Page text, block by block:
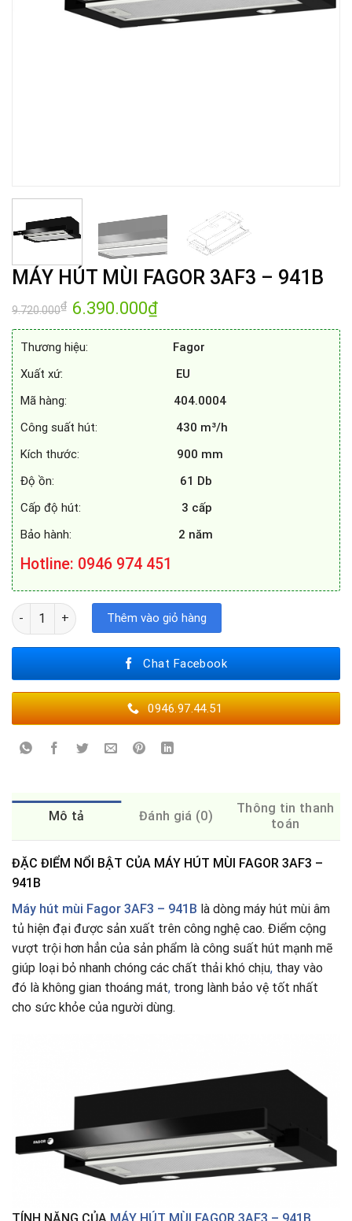
MÁY HÚT MÙI FAGOR 3AF3 – 941B
9.720.000₫ Giá
gốc
là:
6.390.000₫Giá
tại
6.390.000₫.
Thương hiệu:
Fagor
Xuất xứ:
EU
Mã hàng: 404.0004
Công suất hút:
430 m³/h
Kích thước:
900 mm
Độ ồn: 61 Db
Cấp độ hút: 3 cấp
Bảo hành:
2 năm
Hotline: 0946 974 451
MÁY HÚT MÙI FAGOR 3AF3 - 941B số lượng
Thêm vào giỏ hàng
Chat Facebook
0946.97.44.51
Mô tả Đánh giá (0)
Thông tin thanh
toán
ĐẶC ĐIỂM NỔI BẬT CỦA MÁY HÚT MÙI FAGOR 3AF3 –
941B
Máy hút mùi Fagor 3AF3 – 941B là dòng máy hút mùi âm
tủ hiện đại được sản xuất trên công nghệ cao. Điểm cộng
vượt trội hơn hẳn của sản phẩm là công suất hút mạnh mẽ
giúp loại bỏ nhanh chóng các chất thải khó chịu, thay vào
đó là không gian thoáng mát, trong lành bảo vệ tốt nhất
cho sức khỏe của người dùng.